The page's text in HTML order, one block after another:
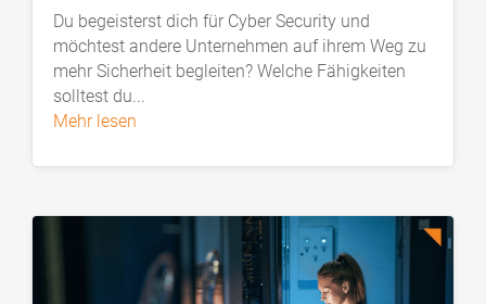
Du begeisterst dich für Cyber Security und
möchtest andere Unternehmen auf ihrem Weg zu
mehr Sicherheit begleiten? Welche Fähigkeiten
solltest du...
mehr lesen